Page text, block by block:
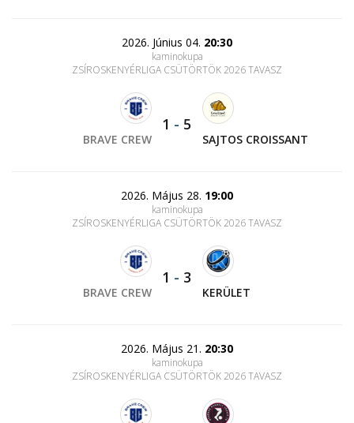
2026. Június 04. 20:30
kaminokupa
ZSÍROSKENYÉRLIGA CSÜTÖRTÖK 2026 TAVASZ
BRAVE CREW
1 - 5
SAJTOS CROISSANT
2026. Május 28. 19:00
kaminokupa
ZSÍROSKENYÉRLIGA CSÜTÖRTÖK 2026 TAVASZ
BRAVE CREW
1 - 3
KERÜLET
2026. Május 21. 20:30
kaminokupa
ZSÍROSKENYÉRLIGA CSÜTÖRTÖK 2026 TAVASZ